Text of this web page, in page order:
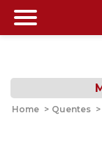
Home > Quentes >